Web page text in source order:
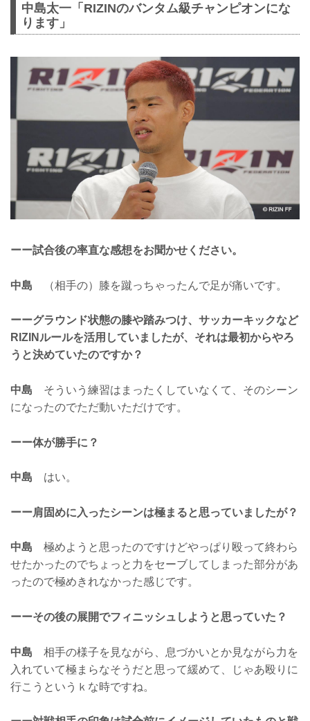
中島太一「RIZINのバンタム級チャンピオンにな
ります」
ーー試合後の率直な感想をお聞かせください。
中島 （相手の）膝を蹴っちゃったんで足が痛いです。
ーーグラウンド状態の膝や踏みつけ、サッカーキックなど
RIZINルールを活用していましたが、それは最初からやろ
うと決めていたのですか？
中島 そういう練習はまったくしていなくて、そのシーン
になったのでただ動いただけです。
ーー体が勝手に？
中島 はい。
ーー肩固めに入ったシーンは極まると思っていましたが？
中島 極めようと思ったのですけどやっぱり殴って終わら
せたかったのでちょっと力をセーブしてしまった部分があ
ったので極めきれなかった感じです。
ーーその後の展開でフィニッシュしようと思っていた？
中島 相手の様子を見ながら、息づかいとか見ながら力を
入れていて極まらなそうだと思って緩めて、じゃあ殴りに
行こうというｋな時ですね。